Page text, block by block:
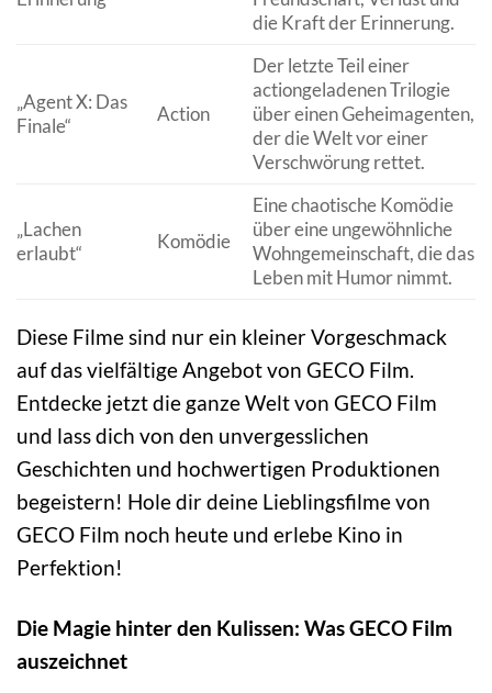
die Kraft der Erinnerung.
„Agent X: Das
Finale“
Action
Der letzte Teil einer
actiongeladenen Trilogie
über einen Geheimagenten,
der die Welt vor einer
Verschwörung rettet.
„Lachen
erlaubt“
Komödie
Eine chaotische Komödie
über eine ungewöhnliche
Wohngemeinschaft, die das
Leben mit Humor nimmt.
Diese Filme sind nur ein kleiner Vorgeschmack
auf das vielfältige Angebot von GECO Film.
Entdecke jetzt die ganze Welt von GECO Film
und lass dich von den unvergesslichen
Geschichten und hochwertigen Produktionen
begeistern! Hole dir deine Lieblingsfilme von
GECO Film noch heute und erlebe Kino in
Perfektion!
Die Magie hinter den Kulissen: Was GECO Film
auszeichnet